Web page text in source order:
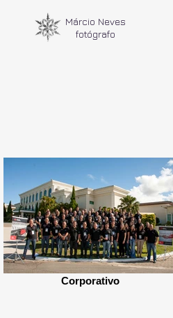
Márcio Neves
fotógrafo
Corporativo